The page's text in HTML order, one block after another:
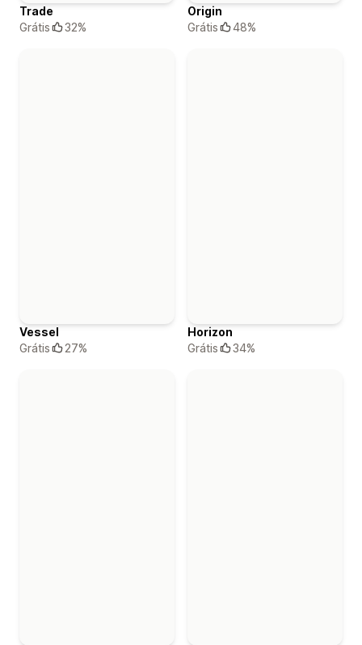
Trade
Grátis
32%
Origin
Grátis
48%
Vessel
Grátis
27%
Horizon
Grátis
34%